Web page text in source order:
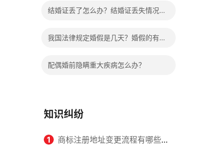
结婚证丢了怎么办？结婚证丢失情况有
我国法律规定婚假是几天？婚假的有关
配偶婚前隐瞒重大疾病怎么办？
知识纠纷
1 商标注册地址变更流程有哪些？